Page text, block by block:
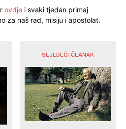
ovdje i svaki tjedan primaj
za naš rad, misiju i apostolat.
SLJEDEĆI ČLANAK